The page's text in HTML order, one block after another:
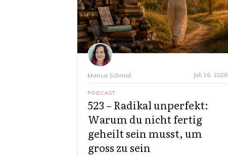
Marisa Schmid Juli 16, 2026
PODCAST
523 – Radikal unperfekt:
Warum du nicht fertig
geheilt sein musst, um
gross zu sein